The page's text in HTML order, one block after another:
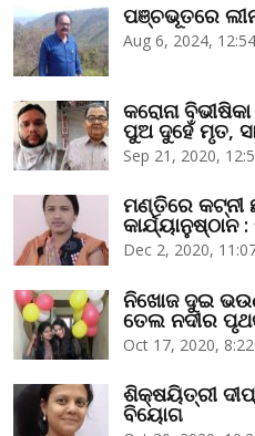
ପଞ୍ଚଭୂତରେ
Aug 6, 2024,
କରୋନା
ପୁଅ ଦୁହେଁ ମୃତ,
Sep 21, 2020,
ମଣ୍ତିରେ କଟ୍‌ନୀ
କାର୍ଯ୍ୟାନୁଷ୍ଠାନ
Dec 2, 2020,
ନିଖୋଜ ଦୁଇ
ତେଲ ନଦୀର
Oct 17, 2020,
ଶିକ୍ଷୟିତ୍ରୀ
ବିୟୋଗ